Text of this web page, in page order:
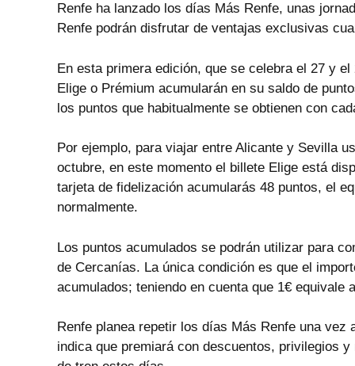
Renfe ha lanzado los días Más Renfe, unas
Renfe podrán disfrutar de ventajas exclusivas
En esta primera edición, que se celebra el 27 y
Elige o Prémium acumularán en su saldo de
los puntos que habitualmente se obtienen con
Por ejemplo, para viajar entre Alicante y Sevilla
octubre, en este momento el billete Elige está
tarjeta de fidelización acumularás 48 puntos, el
normalmente.
Los puntos acumulados se podrán utilizar para
de Cercanías. La única condición es que el
acumulados; teniendo en cuenta que 1€ equivale
Renfe planea repetir los días Más Renfe una
indica que premiará con descuentos, privilegios